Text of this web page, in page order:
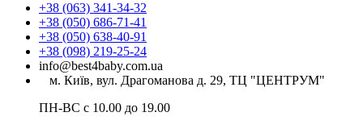
+38 (063) 341-34-32
+38 (050) 686-71-41
+38 (050) 638-40-91
+38 (098) 219-25-24
info@best4baby.com.ua
м. Київ, вул. Драгоманова д. 29, ТЦ "ЦЕНТРУМ"
ПН-ВС с 10.00 до 19.00